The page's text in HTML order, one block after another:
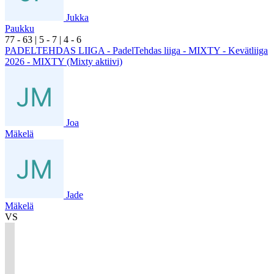
Jukka
Paukku
77 - 63 | 5 - 7 | 4 - 6
PADELTEHDAS LIIGA - PadelTehdas liiga - MIXTY - Kevätliiga
2026 - MIXTY (Mixty aktiivi)
Joa
Mäkelä
Jade
Mäkelä
VS